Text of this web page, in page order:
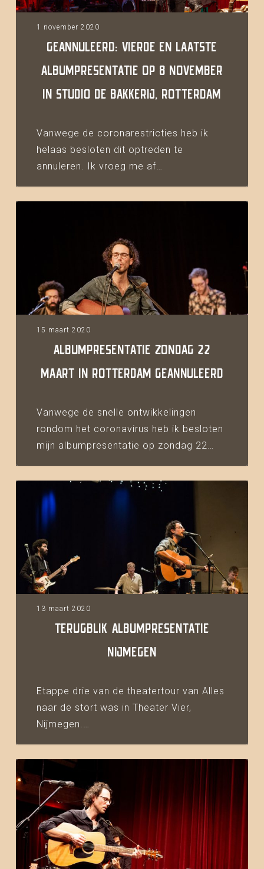
8
november
Studio
Bakkerij,
1 november 2020
GEANNULEERD: VIERDE EN LAATSTE
ALBUMPRESENTATIE OP 8 NOVEMBER
IN STUDIO DE BAKKERIJ, ROTTERDAM
Vanwege de coronarestricties heb ik
helaas besloten dit optreden te
annuleren. Ik vroeg me af…
Rotterdam
geannuleerd
15 maart 2020
ALBUMPRESENTATIE ZONDAG 22
MAART IN ROTTERDAM GEANNULEERD
Vanwege de snelle ontwikkelingen
rondom het coronavirus heb ik besloten
mijn albumpresentatie op zondag 22…
Terugblik
albumpresentatie
Nijmegen
13 maart 2020
TERUGBLIK ALBUMPRESENTATIE
NIJMEGEN
Etappe drie van de theatertour van Alles
naar de stort was in Theater Vier,
Nijmegen.…
Terugblik
albumpresentatie
Amsterdam